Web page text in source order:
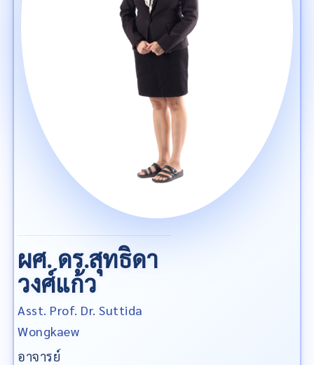
ผศ. ดร.สุทธิดา
วงศ์แก้ว
Asst. Prof. Dr. Suttida
Wongkaew
อาจารย์